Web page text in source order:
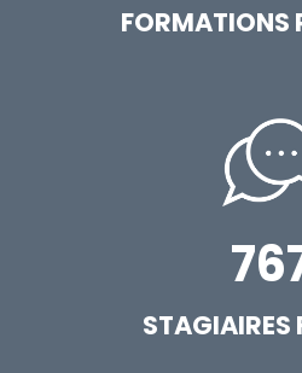
FORMATIONS
STAGIAIRES